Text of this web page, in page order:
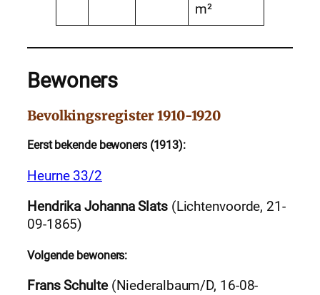
m²
Bewoners
Bevolkingsregister 1910-1920
Eerst bekende bewoners (1913):
Heurne 33/2
Hendrika Johanna Slats(Lichtenvoorde, 21-
09-1865)
Volgende bewoners:
Frans Schulte(Niederalbaum/D, 16-08-